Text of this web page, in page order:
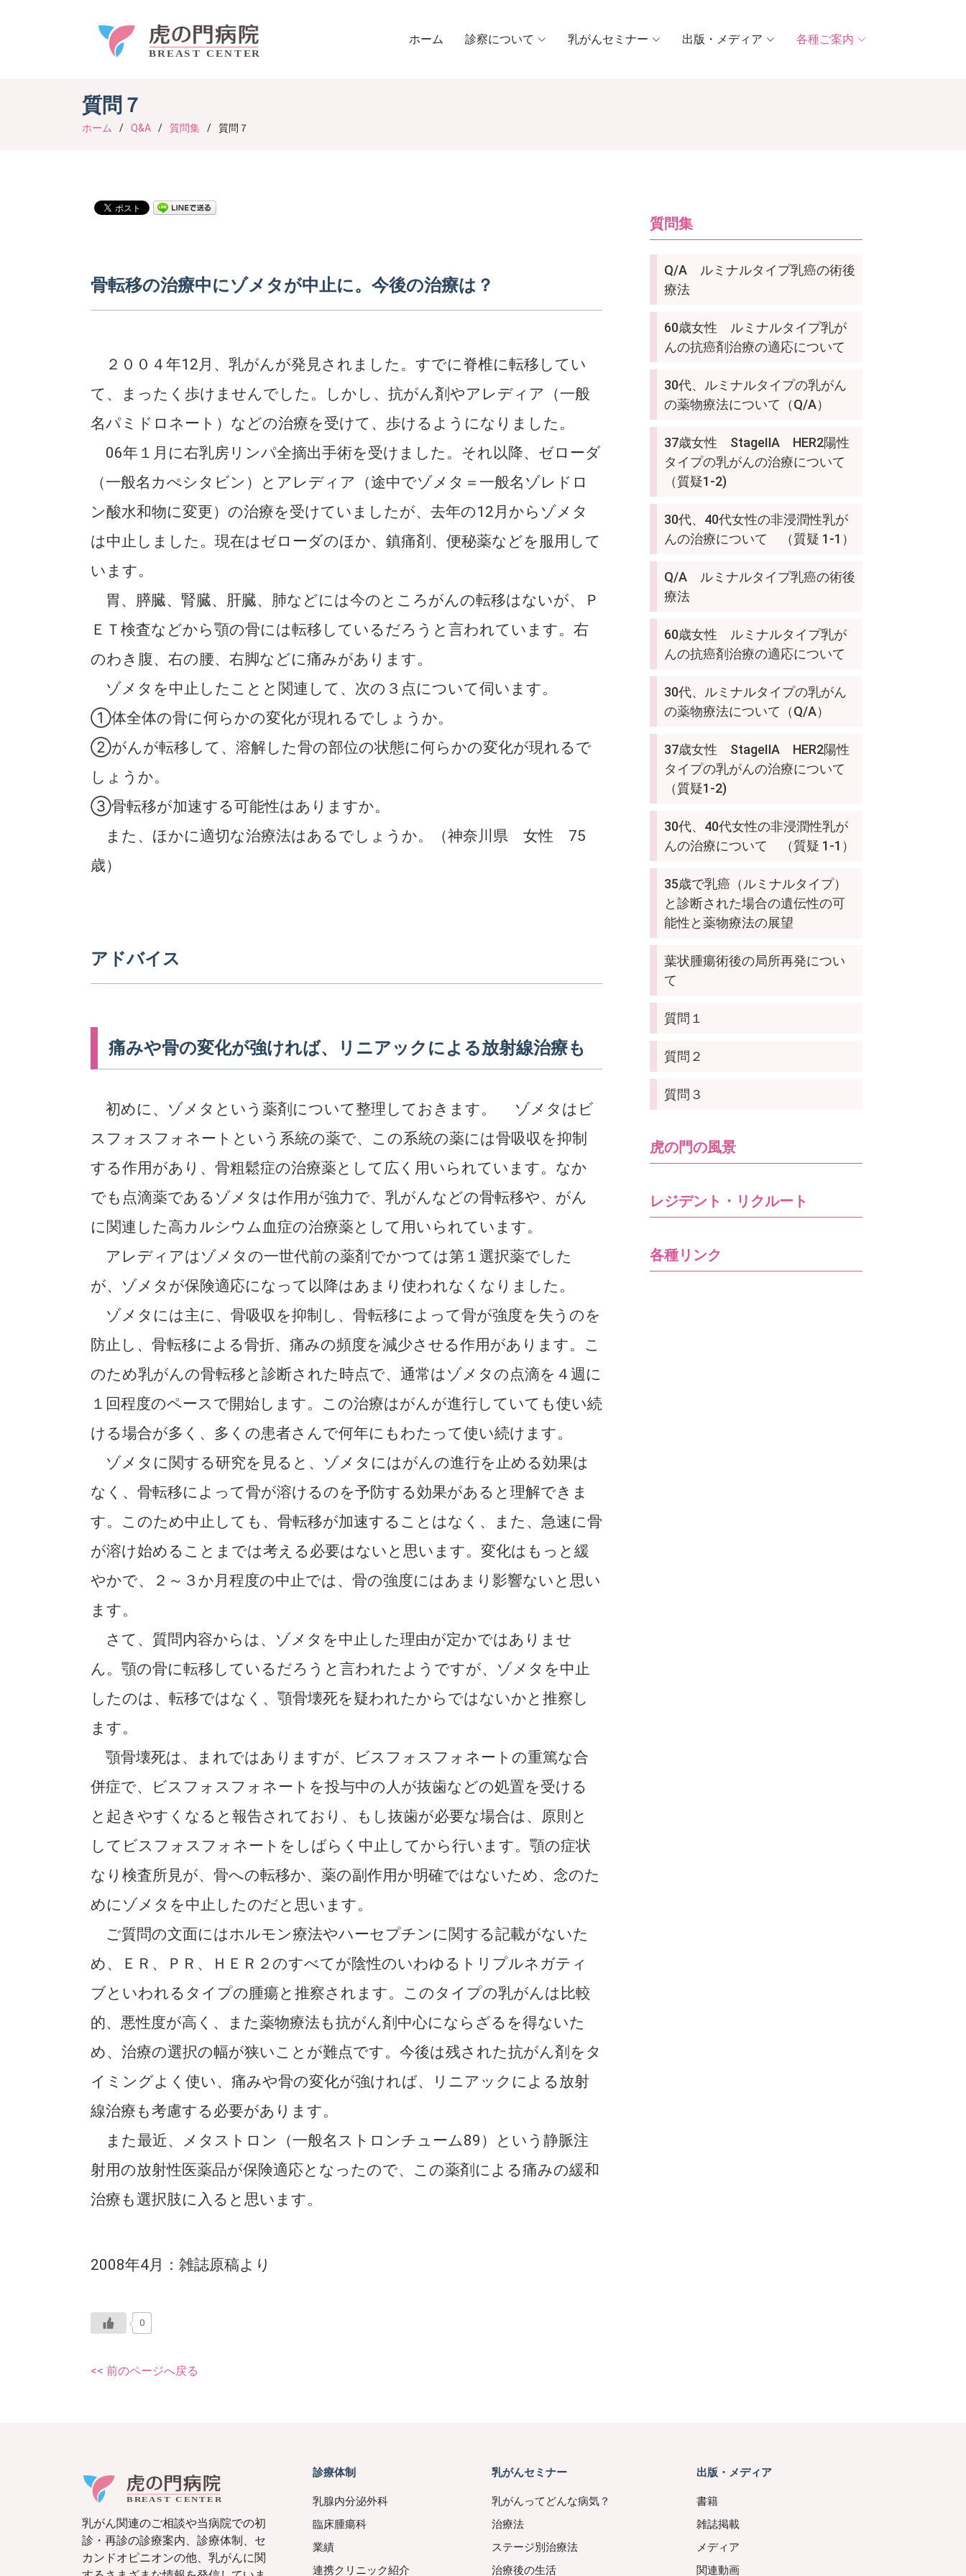
ホーム 診察について 乳がんセミナー 出版・メディア 各種ご案内
質問７
ホーム Q&A 質問集 質問７
骨転移の治療中にゾメタが中止に。今後の治療は？
２００４年12月、乳がんが発見されました。すでに脊椎に転移してい
て、まったく歩けませんでした。しかし、抗がん剤やアレディア（一般
名パミドロネート）などの治療を受けて、歩けるようになりました。
06年１月に右乳房リンパ全摘出手術を受けました。それ以降、ゼローダ
（一般名カぺシタビン）とアレディア（途中でゾメタ＝一般名ゾレドロ
ン酸水和物に変更）の治療を受けていましたが、去年の12月からゾメタ
は中止しました。現在はゼローダのほか、鎮痛剤、便秘薬などを服用して
います。
胃、膵臓、腎臓、肝臓、肺などには今のところがんの転移はないが、Ｐ
ＥＴ検査などから顎の骨には転移しているだろうと言われています。右
のわき腹、右の腰、右脚などに痛みがあります。
ゾメタを中止したことと関連して、次の３点について伺います。
①体全体の骨に何らかの変化が現れるでしょうか。
②がんが転移して、溶解した骨の部位の状態に何らかの変化が現れるで
しょうか。
③骨転移が加速する可能性はありますか。
また、ほかに適切な治療法はあるでしょうか。（神奈川県 女性 75
歳）
アドバイス
痛みや骨の変化が強ければ、リニアックによる放射線治療も
初めに、ゾメタという薬剤について整理しておきます。 ゾメタはビ
スフォスフォネートという系統の薬で、この系統の薬には骨吸収を抑制
する作用があり、骨粗鬆症の治療薬として広く用いられています。なか
でも点滴薬であるゾメタは作用が強力で、乳がんなどの骨転移や、がん
に関連した高カルシウム血症の治療薬として用いられています。
アレディアはゾメタの一世代前の薬剤でかつては第１選択薬でした
が、ゾメタが保険適応になって以降はあまり使われなくなりました。
ゾメタには主に、骨吸収を抑制し、骨転移によって骨が強度を失うのを
防止し、骨転移による骨折、痛みの頻度を減少させる作用があります。こ
のため乳がんの骨転移と診断された時点で、通常はゾメタの点滴を４週に
１回程度のペースで開始します。この治療はがんが進行していても使い続
ける場合が多く、多くの患者さんで何年にもわたって使い続けます。
ゾメタに関する研究を見ると、ゾメタにはがんの進行を止める効果は
なく、骨転移によって骨が溶けるのを予防する効果があると理解できま
す。このため中止しても、骨転移が加速することはなく、また、急速に骨
が溶け始めることまでは考える必要はないと思います。変化はもっと緩
やかで、２～３か月程度の中止では、骨の強度にはあまり影響ないと思い
ます。
さて、質問内容からは、ゾメタを中止した理由が定かではありませ
ん。顎の骨に転移しているだろうと言われたようですが、ゾメタを中止
したのは、転移ではなく、顎骨壊死を疑われたからではないかと推察し
ます。
顎骨壊死は、まれではありますが、ビスフォスフォネートの重篤な合
併症で、ビスフォスフォネートを投与中の人が抜歯などの処置を受ける
と起きやすくなると報告されており、もし抜歯が必要な場合は、原則と
してビスフォスフォネートをしばらく中止してから行います。顎の症状
なり検査所見が、骨への転移か、薬の副作用か明確ではないため、念のた
めにゾメタを中止したのだと思います。
ご質問の文面にはホルモン療法やハーセプチンに関する記載がないた
め、ＥＲ、ＰＲ、ＨＥＲ２のすべてが陰性のいわゆるトリプルネガティ
ブといわれるタイプの腫瘍と推察されます。このタイプの乳がんは比較
的、悪性度が高く、また薬物療法も抗がん剤中心にならざるを得ないた
め、治療の選択の幅が狭いことが難点です。今後は残された抗がん剤をタ
イミングよく使い、痛みや骨の変化が強ければ、リニアックによる放射
線治療も考慮する必要があります。
また最近、メタストロン（一般名ストロンチューム89）という静脈注
射用の放射性医薬品が保険適応となったので、この薬剤による痛みの緩和
治療も選択肢に入ると思います。
2008年4月：雑誌原稿より
0
<< 前のページへ戻る
質問集
Q/A ルミナルタイプ乳癌の術後
療法
60歳女性 ルミナルタイプ乳が
んの抗癌剤治療の適応について
30代、ルミナルタイプの乳がん
の薬物療法について（Q/A）
37歳女性 StageⅡA HER2陽性
タイプの乳がんの治療について
（質疑1-2)
30代、40代女性の非浸潤性乳が
んの治療について （質疑 1-1）
Q/A ルミナルタイプ乳癌の術後
療法
60歳女性 ルミナルタイプ乳が
んの抗癌剤治療の適応について
30代、ルミナルタイプの乳がん
の薬物療法について（Q/A）
37歳女性 StageⅡA HER2陽性
タイプの乳がんの治療について
（質疑1-2)
30代、40代女性の非浸潤性乳が
んの治療について （質疑 1-1）
35歳で乳癌（ルミナルタイプ）
と診断された場合の遺伝性の可
能性と薬物療法の展望
葉状腫瘍術後の局所再発につい
て
質問１
質問２
質問３
虎の門の風景
レジデント・リクルート
各種リンク
乳がん関連のご相談や当病院での初
診・再診の診療案内、診療体制、セ
カンドオピニオンの他、乳がんに関
診療体制
乳腺内分泌外科
臨床腫瘍科
業績
連携クリニック紹介
乳がんセミナー
乳がんってどんな病気？
治療法
ステージ別治療法
治療後の生活
出版・メディア
書籍
雑誌掲載
メディア
関連動画